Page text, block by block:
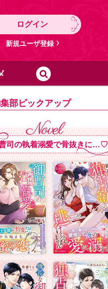
ログイン
新規ユーザ登録
部ピックアップ
司の執着溺愛で骨抜きに…♡